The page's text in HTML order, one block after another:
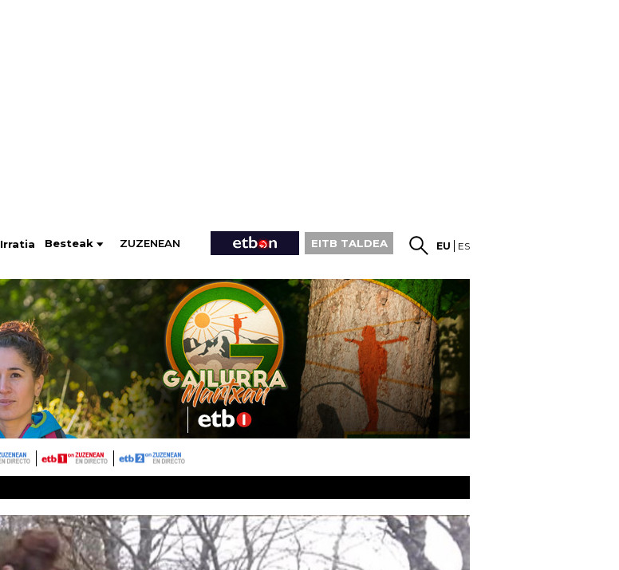
Irratia Besteak ZUZENEAN EITB TALDEA EU ES